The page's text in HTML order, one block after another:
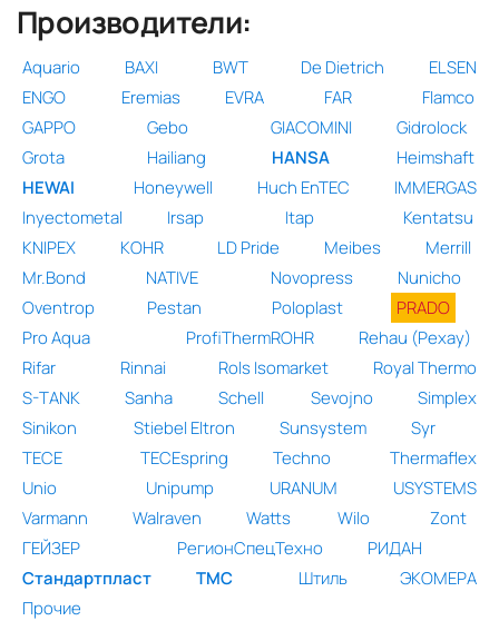
Производители:
Aquario BAXI BWT De Dietrich
ELSEN
ENGO
Eremias EVRA FAR
Flamco
GAPPO
Gebo GIACOMINI
Gidrolock
Grota
Hailiang HANSA
Heimshaft
HEWAI
Honeywell Huch EnTEC
IMMERGAS
Inyectometal
Irsap Itap
Kentatsu
KNIPEX
KOHR LD Pride Meibes
Merrill
Mr.Bond
NATIVE Novopress
Nunicho
Oventrop
Pestan Poloplast
PRADO
Pro Aqua
ProfiThermROHR
Rehau (Рехау)
Rifar
Rinnai Rols Isomarket
Royal Thermo
S-TANK
Sanha Schell Sevojno
Simplex
Sinikon
Stiebel Eltron Sunsystem
Syr
TECE
TECEspring Techno
Thermaflex
Unio
Unipump URANUM
USYSTEMS
Varmann
Walraven Watts Wilo
Zont
ГЕЙЗЕР
РегионСпецТехно
РИДАН
Стандартпласт
ТМС Штиль
ЭКОМЕРА
Прочие